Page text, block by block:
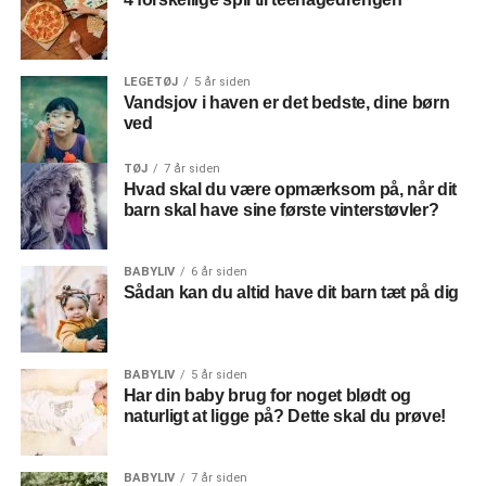
LEGETØJ 5 år siden
Vandsjov i haven er det bedste, dine børn
ved
TØJ 7 år siden
Hvad skal du være opmærksom på, når dit
barn skal have sine første vinterstøvler?
BABYLIV 6 år siden
Sådan kan du altid have dit barn tæt på dig
BABYLIV 5 år siden
Har din baby brug for noget blødt og
naturligt at ligge på? Dette skal du prøve!
BABYLIV 7 år siden